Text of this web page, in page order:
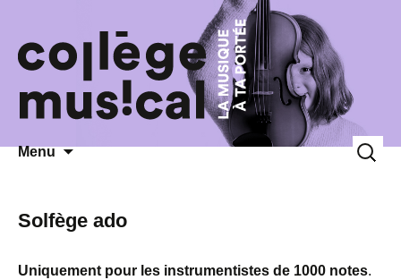
Menu
Solfège ado
Uniquement pour les instrumentistes de 1000 notes.